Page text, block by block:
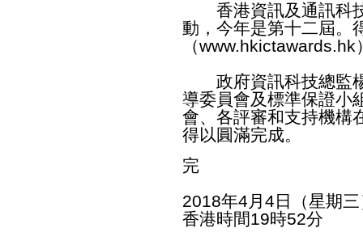
香港資訊及通訊科技
動，今年是第十二屆。
（www.hkictawards.hk
政府資訊科技總監楊
導委員會及標準保證小
會、各評審和支持機構
得以圓滿完成。
完
2018年4月4日（星期
香港時間19時52分